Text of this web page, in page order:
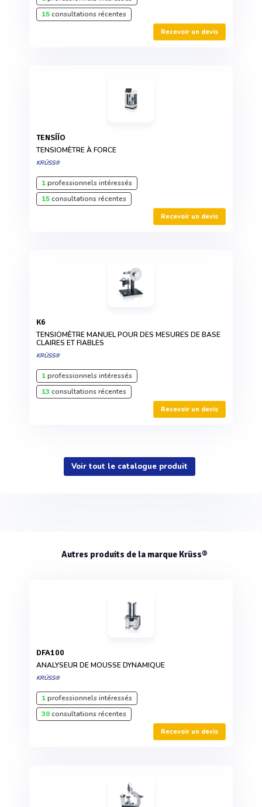
15consultations récentes
Recevoir un devis
TENSÍÍO
TENSIOMÈTRE À FORCE
KRÜSS®
1professionnels intéressés
15consultations récentes
Recevoir un devis
K6
TENSIOMÈTRE MANUEL POUR DES MESURES DE BASE
CLAIRES ET FIABLES
KRÜSS®
1professionnels intéressés
13 consultations récentes
Recevoir un devis
Voir tout le catalogue produit
Autres produits de la marque Krüss®
DFA100
ANALYSEUR DE MOUSSE DYNAMIQUE
KRÜSS®
1professionnels intéressés
30consultations récentes
Recevoir un devis